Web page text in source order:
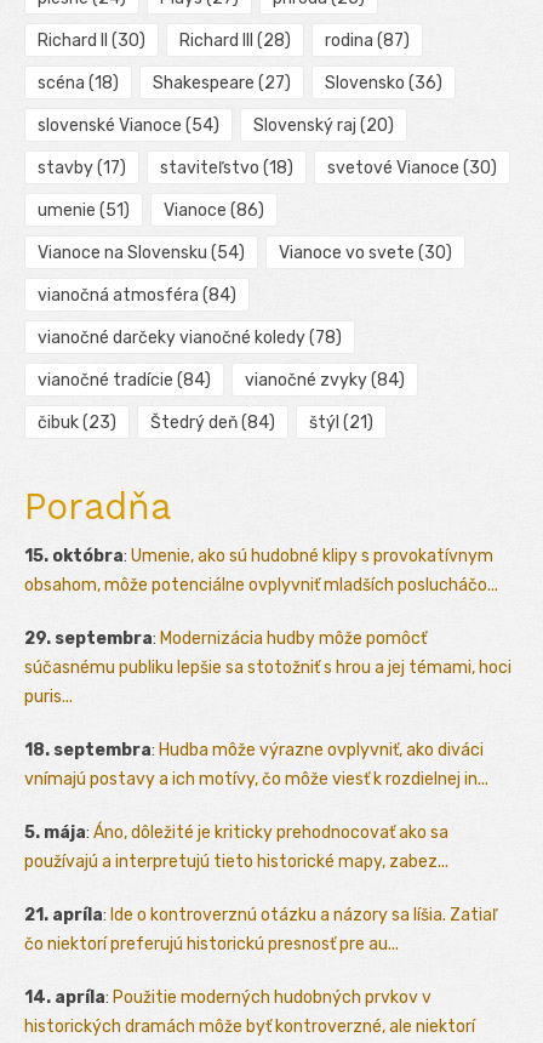
Richard II (30) Richard III (28) rodina (87)
scéna (18) Shakespeare (27) Slovensko (36)
slovenské Vianoce (54) Slovenský raj (20)
stavby(17) staviteľstvo (18) svetové Vianoce (30)
umenie (51) Vianoce (86)
Vianoce na Slovensku (54) Vianoce vo svete (30)
vianočná atmosféra (84)
vianočné darčeky vianočné koledy(78)
vianočné tradície (84) vianočné zvyky(84)
čibuk(23) Štedrý deň(84) štýl (21)
Poradňa
15. októbra: Umenie, ako sú hudobné klipy s provokatívnym
obsahom, môže potenciálne ovplyvniť mladších poslucháčo...
29. septembra: Modernizácia hudby môže pomôcť
súčasnému publiku lepšie sa stotožniť s hrou a jej témami, hoci
puris...
18. septembra: Hudba môže výrazne ovplyvniť, ako diváci
vnímajú postavy a ich motívy, čo môže viesť k rozdielnej in...
5. mája: Áno, dôležité je kriticky prehodnocovať ako sa
používajú a interpretujú tieto historické mapy, zabez...
21. apríla: Ide o kontroverznú otázku a názory sa líšia. Zatiaľ
čo niektorí preferujú historickú presnosť pre au...
14. apríla: Použitie moderných hudobných prvkov v
historických dramách môže byť kontroverzné, ale niektorí